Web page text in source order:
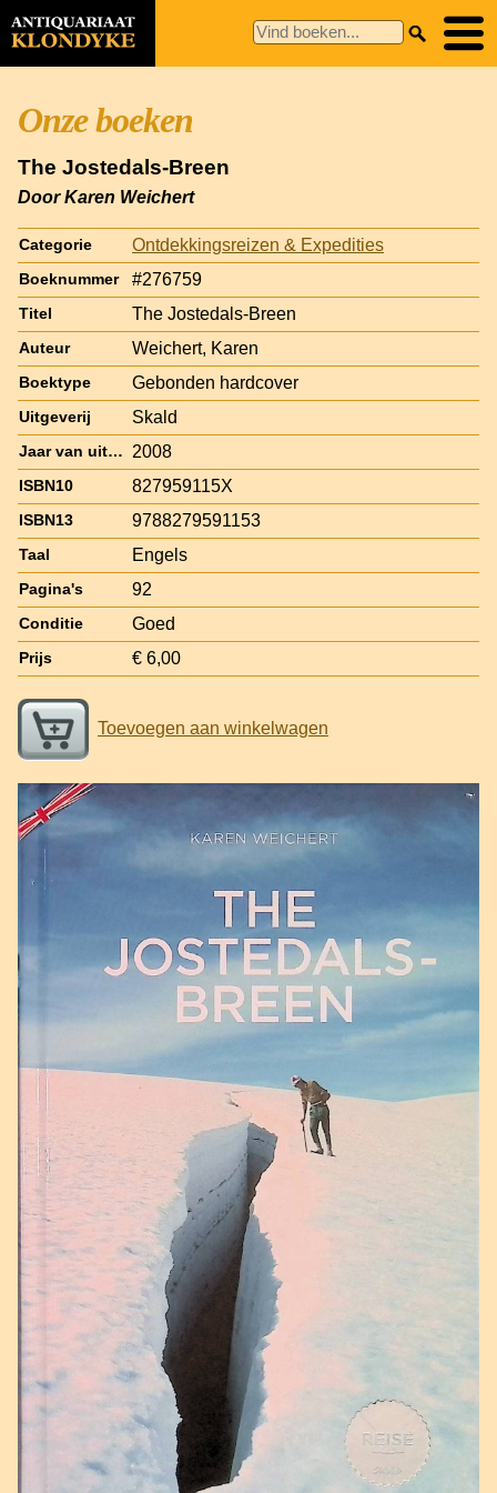
Onze boeken
The Jostedals-Breen
Door Karen Weichert
Categorie Ontdekkingsreizen & Expedities
Boeknummer #276759
Titel The Jostedals-Breen
Auteur Weichert, Karen
Boektype Gebonden hardcover
Uitgeverij Skald
Jaar van uitgave 2008
ISBN10 827959115X
ISBN13 9788279591153
Taal Engels
Pagina's 92
Conditie Goed
Prijs € 6,00
Toevoegen aan winkelwagen